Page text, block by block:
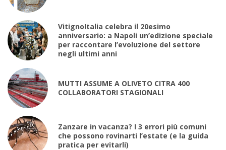
VitignoItalia celebra il 20esimo
anniversario: a Napoli un’edizione speciale
per raccontare l’evoluzione del settore
negli ultimi anni
MUTTI ASSUME A OLIVETO CITRA 400
COLLABORATORI STAGIONALI
Zanzare in vacanza? I 3 errori più comuni
che possono rovinarti l’estate (e la guida
pratica per evitarli)